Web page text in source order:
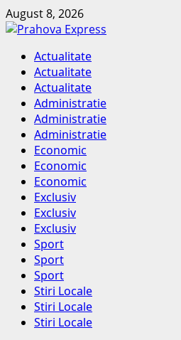
Skip
to
August 8, 2026
Primary
Menu
Actualitate
Actualitate
Actualitate
Administratie
Administratie
Administratie
Economic
Economic
Economic
Exclusiv
Exclusiv
Exclusiv
Sport
Sport
Sport
Stiri Locale
Stiri Locale
Stiri Locale